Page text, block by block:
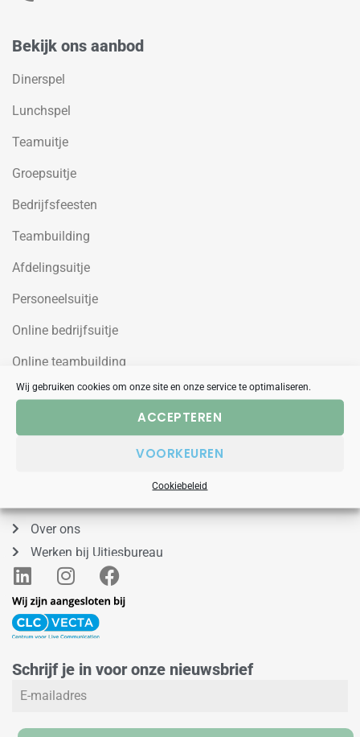
Wij gebruiken cookies om onze site en onze service te optimaliseren.
ACCEPTEREN
VOORKEUREN
Cookiebeleid
Bekijk ons aanbod
Dinerspel
Lunchspel
Teamuitje
Groepsuitje
Bedrijfsfeesten
Teambuilding
Afdelingsuitje
Personeelsuitje
Online bedrijfsuitje
Online teambuilding
Over ons
Werken bij Uitjesbureau
L
i
n
k
d
i
I
n
s
t
g
r
F
a
o
Schrijf je in voor onze nieuwsbrief